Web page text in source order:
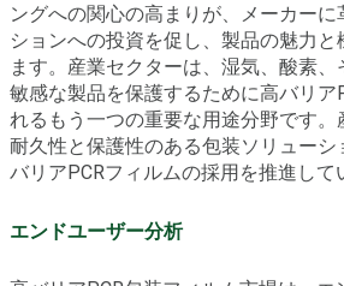
ングへの関心の高まりが、メーカー
ションへの投資を促し、製品の魅力
ます。産業セクターは、湿気、酸素
敏感な製品を保護するために高バリア
れるもう一つの重要な用途分野です。
耐久性と保護性のある包装ソリュー
バリアPCRフィルムの採用を推進して
エンドユーザー分析